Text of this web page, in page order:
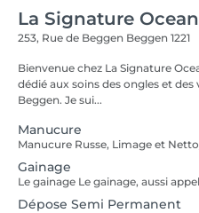
La Signature
253, Rue de Beggen Beggen 1221
Bienvenue chez La Signature Oceaninha, Votre
dédié aux soins des ongles et
Beggen. Je sui...
Manucure
Manucure Russe, Limage et
Gainage
Dépose Semi Permanent